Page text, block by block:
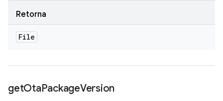
Retorna
File
getOtaPackageVersion